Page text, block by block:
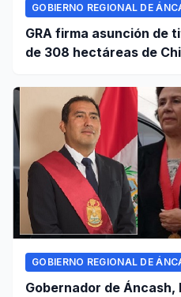
GOBIERNO REGIONAL DE
GRA firma asunción de
de 308 hectáreas de
GOBIERNO REGIONAL DE
Gobernador de